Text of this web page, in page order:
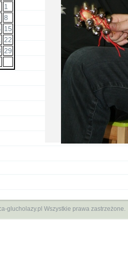
1
8
15
22
29
glucholazy.pl Wszystkie prawa zastrzeżone.